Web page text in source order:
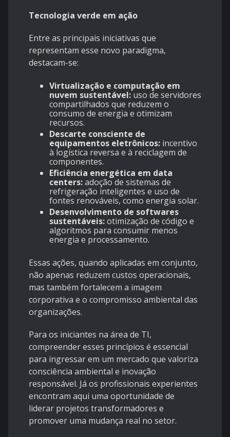
Tecnologia verde em ação
Entre as principais iniciativas que
representam esse novo paradigma,
destacam-se:
Virtualização e computação em
nuvem sustentável: uso de servidores
compartilhados que reduzem o
consumo de energia e otimizam
recursos.
Descarte consciente de
equipamentos eletrônicos: incentivo
à logística reversa e à reciclagem de
componentes.
Eficiência energética em data
centers:adoção de sistemas de
refrigeração inteligentes e uso de
fontes renováveis, como energia solar.
Desenvolvimento de softwares
sustentáveis:otimização de código e
algoritmos para consumir menos
energia e processamento.
Essas ações, quando aplicadas em conjunto,
não apenas reduzem custos operacionais,
mas também fortalecem a imagem
corporativa e o compromisso ambiental das
organizações.
Para os iniciantes na área de TI,
compreender esses princípios é essencial
para ingressar em um mercado que valoriza
consciência ambiental e inovação
responsável. Já os profissionais experientes
encontram aqui uma oportunidade de
liderar projetos transformadores e
promover uma mudança real no setor.